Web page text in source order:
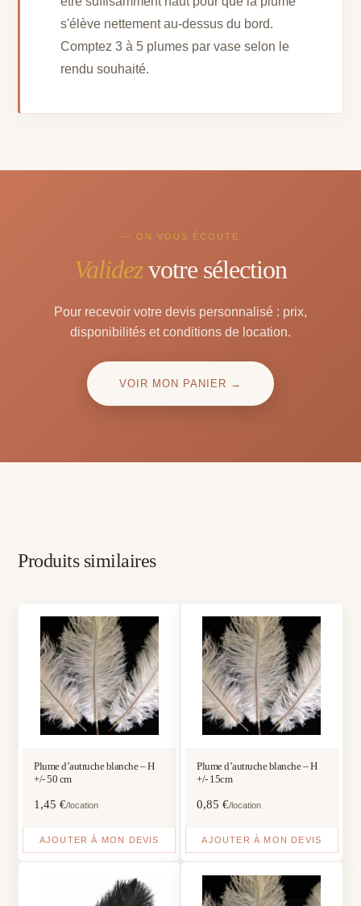
s'élève nettement au-dessus du bord.
Comptez 3 à 5 plumes par vase selon le
rendu souhaité.
— ON VOUS ÉCOUTE
Validezvotre sélection
Pour recevoir votre devis personnalisé : prix,
disponibilités et conditions de location.
VOIR MON PANIER →
Produits similaires
Plume d’autruche blanche – H
+/- 50 cm
1,45€/location
AJOUTER À MON DEVIS
Plume d’autruche blanche – H
+/- 15cm
0,85 €/location
AJOUTER À MON DEVIS